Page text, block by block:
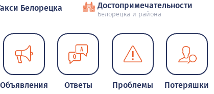
Белорецка Достопримечательности
Белорецка и района
Объявления Ответы Проблемы Потеряшки